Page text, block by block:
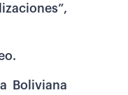
Boliviana